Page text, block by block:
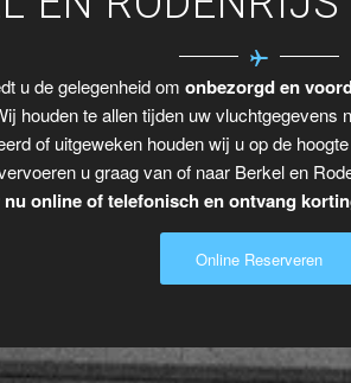
u de gelegenheid om onbezorgd en
houden te allen tijden uw vluchtgegevens
of uitgeweken houden wij u op de
u graag van of naar Berkel en
nu online of telefonisch en ontvang
Online Reserveren